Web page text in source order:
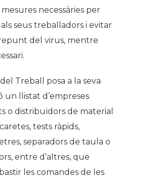
necessàries per
seus treballadors i evitar
del virus, mentre
Treball posa a la seva
un llistat d’empreses
o distribuïdors de material
tests ràpids,
separadors de taula o
entre d’altres, que
les comandes de les